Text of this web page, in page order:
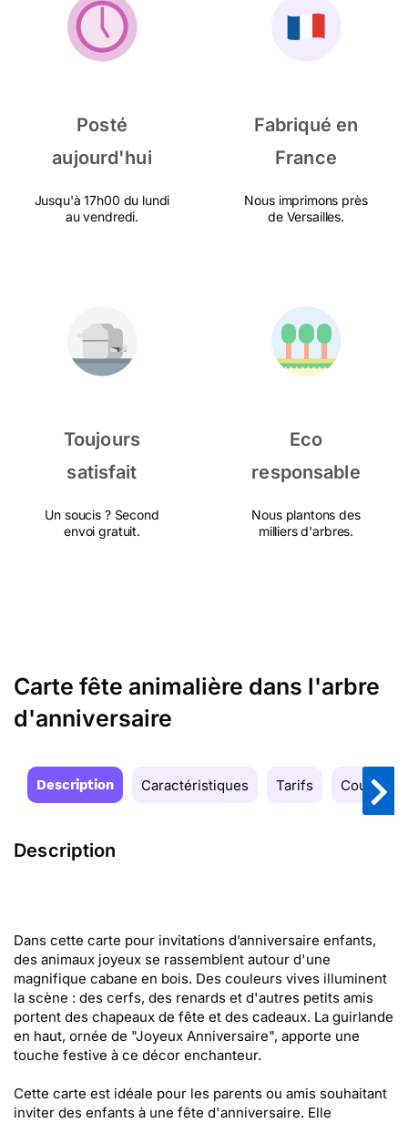
Posté
aujourd'hui
Jusqu'à 17h00 du lundi
au vendredi.
Fabriqué en
France
Nous imprimons près
de Versailles.
Toujours
satisfait
Un soucis ? Second
envoi gratuit.
Eco
responsable
Nous plantons des
milliers d'arbres.
Carte fête animalière dans l'arbre
d'anniversaire
Description Caractéristiques Tarifs Couleurs
Description
Dans cette carte pour invitations d’anniversaire enfants,
des animaux joyeux se rassemblent autour d'une
magnifique cabane en bois. Des couleurs vives illuminent
la scène : des cerfs, des renards et d'autres petits amis
portent des chapeaux de fête et des cadeaux. La guirlande
en haut, ornée de "Joyeux Anniversaire", apporte une
touche festive à ce décor enchanteur.
Cette carte est idéale pour les parents ou amis souhaitant
inviter des enfants à une fête d'anniversaire. Elle